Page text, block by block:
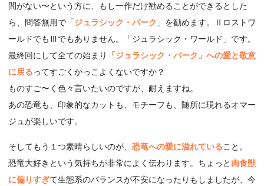
間がない〜という方に、もし一作だけ勧めることができるとした
ら、問答無用で「ジュラシック・パーク 」を勧めます。Ⅱロストワ
ールドでもⅢでもありません。「ジュラシック・ワールド」です。
最終回にして全ての始まり
「ジュラシック・パーク」への愛と敬意
に戻るってすごくかっこよくないですか？
ものすご〜く色々言いたいのですが、耐えますね。
あの恐竜も、印象的なカットも、モチーフも、随所に現れるオマー
ジュが楽しいです。
そしてもう１つ素晴らしいのが、 恐竜への愛に溢れていること。
恐竜大好きという気持ちが非常によく伝わります。ちょっと 肉食獣
に偏りすぎて生態系のバランスが不安になったりもしましたが、今